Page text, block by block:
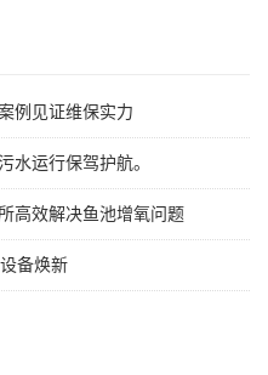
例见证维保实力
水运行保驾护航。
高效解决鱼池增氧问题
备焕新